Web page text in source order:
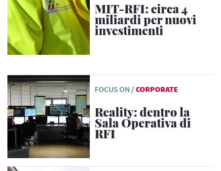
MIT-RFI: circa 4
miliardi per nuovi
investimenti
FOCUS ON /CORPORATE
Reality: dentro la
Sala Operativa di
RFI